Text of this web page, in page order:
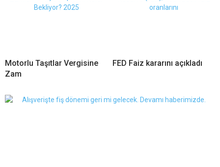
Motorlu Taşıtlar Vergisine
Zam
FED Faiz kararını açıkladı